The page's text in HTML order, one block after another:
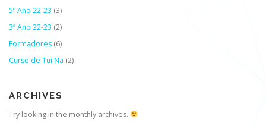
5º Ano 22-23 (3)
3º Ano 22-23 (2)
Formadores (6)
Curso de Tui Na (2)
ARCHIVES
Try looking in the monthly archives.